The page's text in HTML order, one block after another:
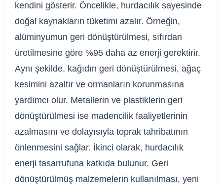
kendini gösterir. Öncelikle, hurdacılık sayesinde
doğal kaynakların tüketimi azalır. Örneğin,
alüminyumun geri dönüştürülmesi, sıfırdan
üretilmesine göre %95 daha az enerji gerektirir.
Aynı şekilde, kağıdın geri dönüştürülmesi, ağaç
kesimini azaltır ve ormanların korunmasına
yardımcı olur. Metallerin ve plastiklerin geri
dönüştürülmesi ise madencilik faaliyetlerinin
azalmasını ve dolayısıyla toprak tahribatının
önlenmesini sağlar. İkinci olarak, hurdacılık
enerji tasarrufuna katkıda bulunur. Geri
dönüştürülmüş malzemelerin kullanılması, yeni